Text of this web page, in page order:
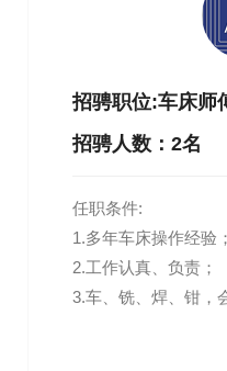
招骋职位:车床师
招骋人数：2名
任职条件:
1.多年车床操作经验；
2.工作认真、负责；
3.车、铣、焊、钳，